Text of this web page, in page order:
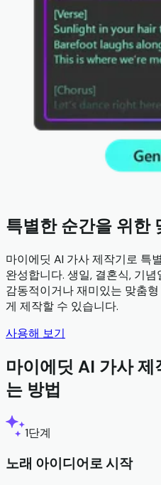
특별한 순간을 위한
마이에딧 AI 가사 제작기로 특
완성합니다. 생일, 결혼식, 기
감동적이거나 재미있는 맞춤
게 제작할 수 있습니다.
사용해 보기
마이에딧 AI 가사
는 방법
1단계
노래 아이디어로 시작